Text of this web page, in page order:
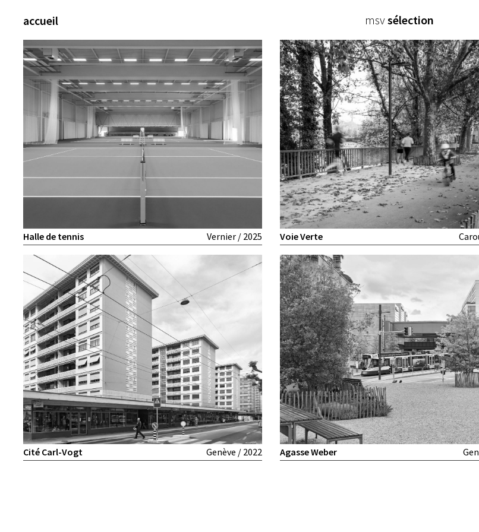
accueil paysage
sélection
atelier
msvsélection
Halle de tennis Vernier / 2025 Voie Verte
Cité Carl-Vogt Genève / 2022 Agasse Weber